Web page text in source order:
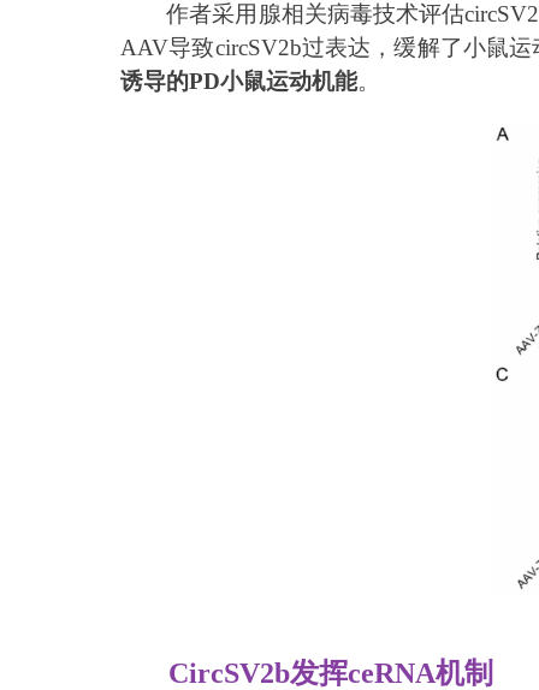
作者采用腺相关病毒技术评估
AAV导致circSV2b过表达，缓解了小鼠
诱导的PD小鼠运动机能。
CircSV2b发挥ceRNA机制